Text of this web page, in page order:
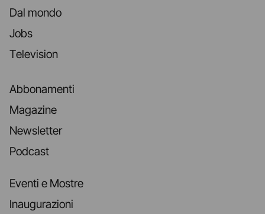
Dal mondo
Jobs
Television
Abbonamenti
Magazine
Newsletter
Podcast
Eventi e Mostre
Inaugurazioni